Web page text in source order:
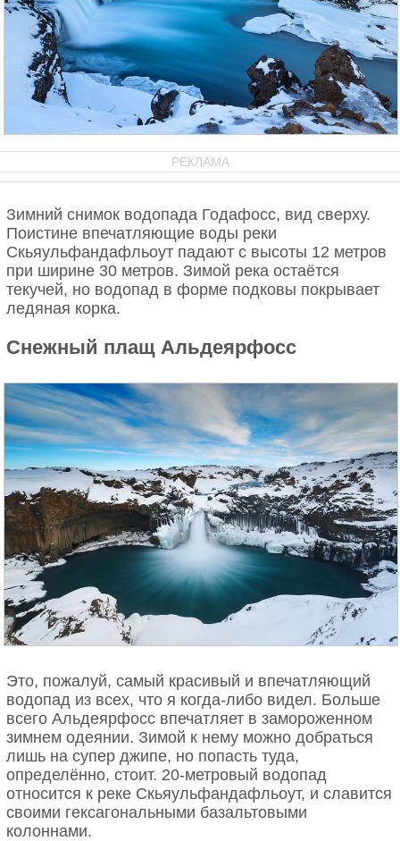
РЕКЛАМА
Зимний снимок водопада Годафосс, вид сверху.
Поистине впечатляющие воды реки
Скьяульфандафльоут падают с высоты 12 метров
при ширине 30 метров. Зимой река остаётся
текучей, но водопад в форме подковы покрывает
ледяная корка.
Снежный плащ Альдеярфосс
Это, пожалуй, самый красивый и впечатляющий
водопад из всех, что я когда-либо видел. Больше
всего Альдеярфосс впечатляет в замороженном
зимнем одеянии. Зимой к нему можно добраться
лишь на супер джипе, но попасть туда,
определённо, стоит. 20-метровый водопад
относится к реке Скьяульфандафльоут, и славится
своими гексагональными базальтовыми
колоннами.